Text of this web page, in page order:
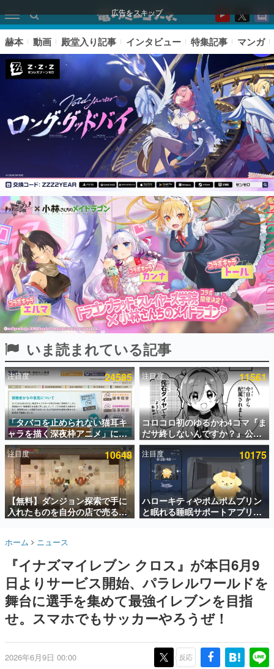
広告をスキップ
ピックアップ
電ファミのいま読まれている記事ランキング
アプリセール情報
インタビュー
連載・特集一覧
殿堂入り記事
SNS拡散数が数千以上！ ページビュー数万以上！ などな
ど。多くの人々に読まれた、電ファミ渾身の“殿堂入り”記
事をまとめました。
ゲームの企画書
名作ゲームクリエイターの方々に製作時のエピソードをお
聞きし、ヒットする企画（ゲーム）とは何か？を探ってい
きます。
赫本
この物語を解いてはいけない。『赫本』は、〈試験問題〉
の形をした短編ホラー小説集です。
新世代に訊く
これからのデジタルゲーム市場を担う若きクリエイター達
の姿を追い、彼らのルーツと情熱を探っていきます。
ゲームに多大な影響を受けた作家さんに取材し、ゲームが
日本のコンテンツ産業やカルチャーに与えた影響を探る企
画です。
日本モバイルゲーム産業史
日本のモバイルゲーム史における主要なトピック・タイト
ルを網羅するほか、開発者へのインタビューや識者による
解説を掲載。約20年の歴史が一望できる決定版！
『うつヌケ』『ペンと箸』等で知られるマンガ家・田中圭
一先生によるゲーム業界レポートマンガです。
赫本 動画 殿堂入り記事 インタビュー 特集記事 マンガ
いま読まれている記事
注目度 24585
「タバコを止められない猫耳キ
ャラを描く深夜枠アニメ」に視
聴者の一部から批判意見。違法
薬物の使用と思わしき描写も含
めて、BPOが議論を交わす
注目度 11561
コロコロ初のゆるかわ4コマ『ま
だサ終しないんですか？』公開
スタート。主人公は新入社員の
侘石ダイヤ、ゲーム会社を舞台
にトラブルへ対応する社員たち
を描く
注目度 10648
【無料】ダンジョン探索で手に
入れたものを自分の店で売るゲ
ーム『Moonlighter』がSteam
『Moonlighter 2』の9月2日正
式リリースを記念したキャンペ
ーン
注目度 10175
ハローキティやポムポムプリン
と眠れる睡眠サポートアプリ
『ゆめたび』が配信中。キャラ
ホーム ニュース
『イナズマイレブン クロス』が本日6月9
日よりサービス開始、パラレルワールドを
舞台に選手を集めて最強イレブンを目指
せ。スマホでもサッカーやろうぜ！
2026年6月9日 00:00 反応